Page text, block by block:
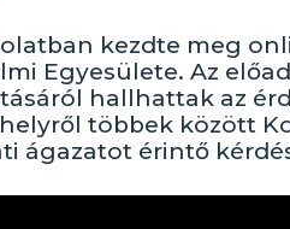
kezdte meg
Egyesülete. Az
hallhattak az
többek között
ágazatot érintő